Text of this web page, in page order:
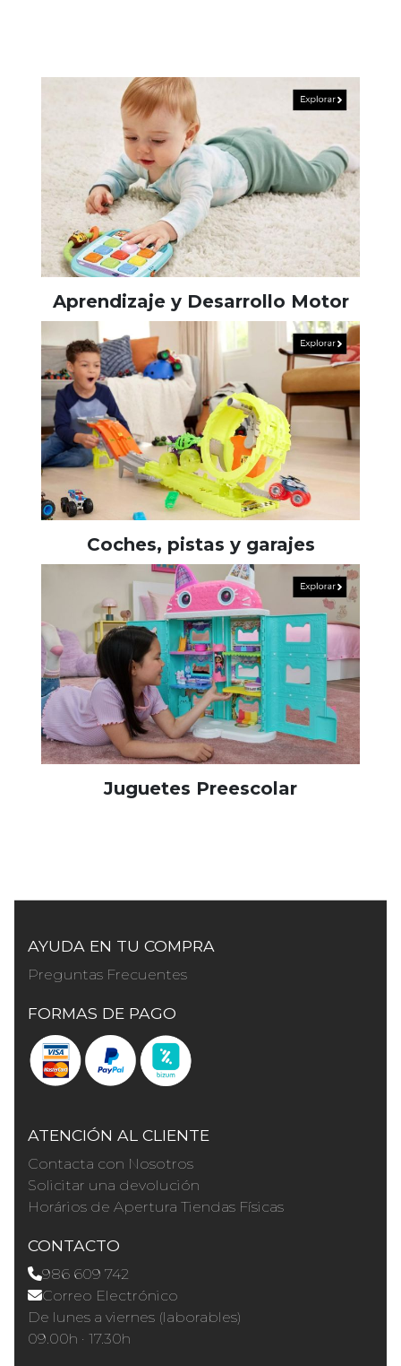
Aprendizaje y Desarrollo Motor
Coches, pistas y garajes
Juguetes Preescolar
AYUDA EN TU COMPRA
Preguntas Frecuentes
FORMAS DE PAGO
ATENCIÓN AL CLIENTE
Contacta con Nosotros
Solicitar una devolución
Horários de Apertura Tiendas Físicas
CONTACTO
986 609 742
Correo Electrónico
De lunes a viernes (laborables)
09.00h · 17.30h